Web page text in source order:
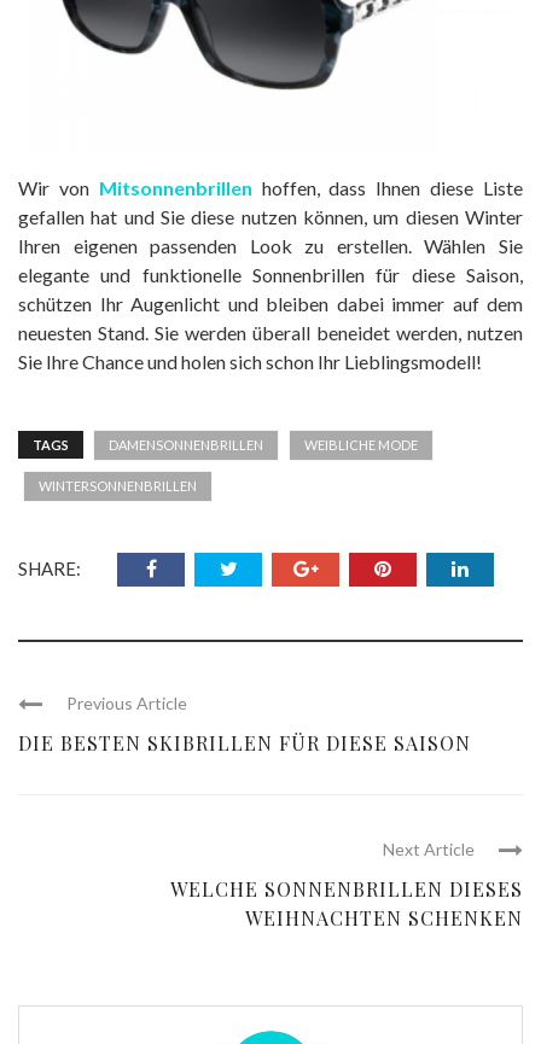
Wir von Mitsonnenbrillen hoffen, dass Ihnen diese Liste
gefallen hat und Sie diese nutzen können, um diesen Winter
Ihren eigenen passenden Look zu erstellen. Wählen Sie
elegante und funktionelle Sonnenbrillen für diese Saison,
schützen Ihr Augenlicht und bleiben dabei immer auf dem
neuesten Stand. Sie werden überall beneidet werden, nutzen
Sie Ihre Chance und holen sich schon Ihr Lieblingsmodell!
TAGS DAMENSONNENBRILLEN WEIBLICHE MODE
WINTERSONNENBRILLEN
SHARE:
Previous Article
DIE BESTEN SKIBRILLEN FÜR DIESE SAISON
Next Article
WELCHE SONNENBRILLEN DIESES
WEIHNACHTEN SCHENKEN